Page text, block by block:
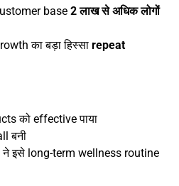
base 2 लाख से अधिक लोगों
का बड़ा हिस्सा repeat
को effective पाया
बनी
इसे long-term wellness routine